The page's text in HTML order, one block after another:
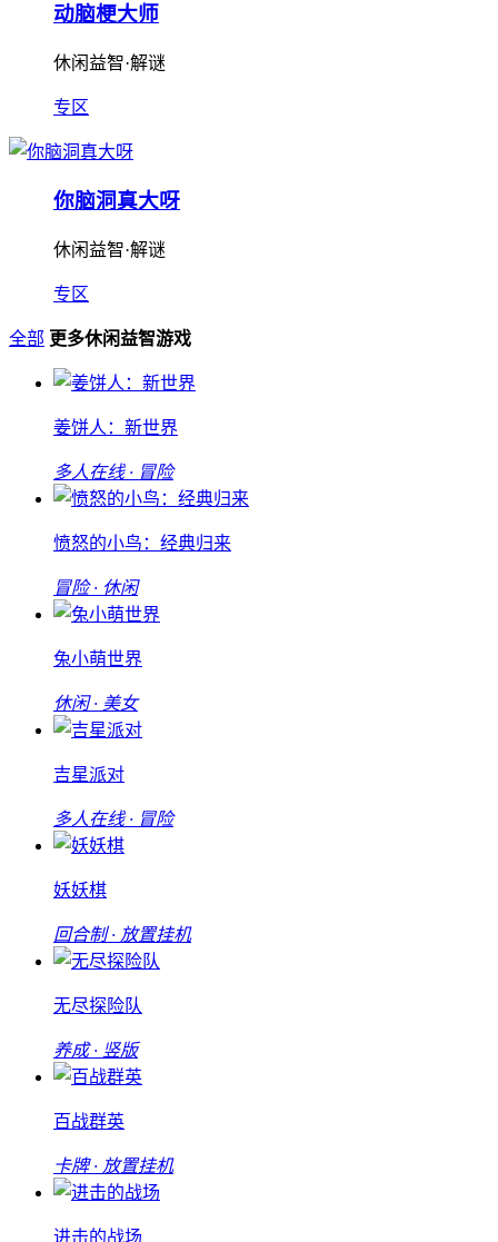
动脑梗大师
休闲益智·解谜
专区
你脑洞真大呀
休闲益智·解谜
专区
全部 更多休闲益智游戏
姜饼人：新世界
多人在线 · 冒险
愤怒的小鸟：经典归来
冒险 · 休闲
兔小萌世界
休闲 · 美女
吉星派对
多人在线 · 冒险
妖妖棋
回合制 · 放置挂机
无尽探险队
养成 · 竖版
百战群英
卡牌 · 放置挂机
进击的战场